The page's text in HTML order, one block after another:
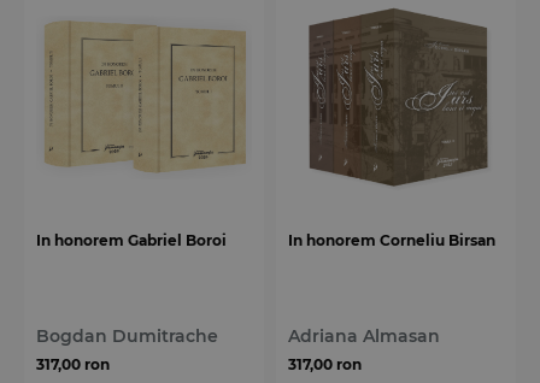
In honorem Gabriel Boroi
Bogdan Dumitrache
317,00 ron
In honorem Corneliu Birsan
Adriana Almasan
317,00 ron